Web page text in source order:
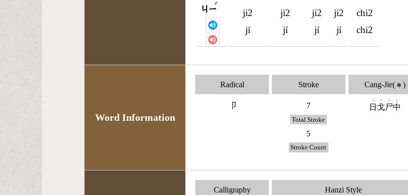
ㄐㄧ
ˊ
ji2
jí
ji2
jí
ji2
jí
ji2
jí
chi2
chi2
Word Information
Radical
卩
Stroke
7
Total Stroke
5
Stroke Count
Cang-Jie( ✱ )
日
A
戈
I
尸
S
中
L
Calligraphy Hanzi Style